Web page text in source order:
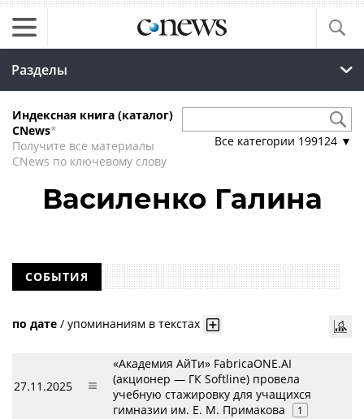
Разделы
Индексная книга (каталог)
CNews*
Получите все материалы
CNews по ключевому слову
Все категории 199124 ▼
Василенко Галина
СОБЫТИЯ
по дате / упоминаниям в текстах
27.11.2025
«Академия АйТи» FabricaONE.AI
(акционер — ГК Softline) провела
учебную стажировку для учащихся
гимназии им. Е. М. Примакова
1